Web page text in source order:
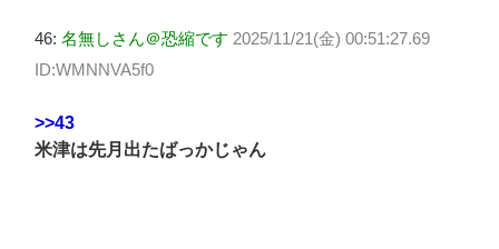
46: 名無しさん＠恐縮です 2025/11/21(金) 00:51:27.69
ID:WMNNVA5f0
>>43
米津は先月出たばっかじゃん